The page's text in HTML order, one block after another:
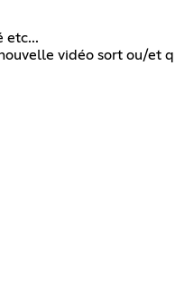
etc...
vidéo sort ou/et